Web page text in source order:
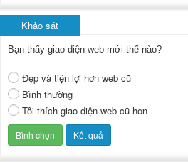
Khảo sát
Bạn thấy giao diện web mới thế nào?
Đẹp và tiện lợi hơn web cũ
Bình thường
Tôi thích giao diện web cũ hơn